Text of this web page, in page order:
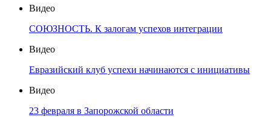
Видео
СОЮЗНОСТЬ. К залогам успехов интеграции
Видео
Евразийский клуб успехи начинаются с инициативы
Видео
23 февраля в Запорожской области